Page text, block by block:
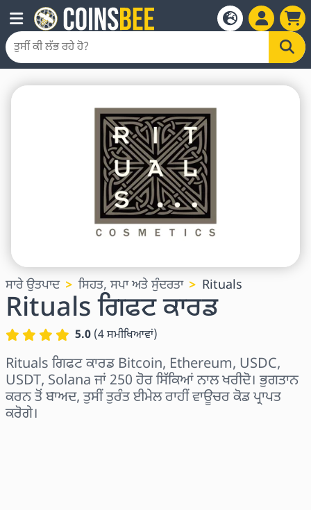
ਸਾਰੇ ਉਤਪਾਦ ਸਿਹਤ, ਸਪਾ ਅਤੇ ਸੁੰਦਰਤਾ Rituals
Rituals ਗਿਫਟ ਕਾਰਡ
5.0 (4ਸਮੀਖਿਆਵਾਂ)
Rituals ਗਿਫਟ ਕਾਰਡ Bitcoin, Ethereum, USDC,
USDT, Solana ਜਾਂ 250 ਹੋਰ ਸਿੱਕਿਆਂ ਨਾਲ ਖਰੀਦੋ। ਭੁਗਤਾਨ
ਕਰਨ ਤੋਂ ਬਾਅਦ, ਤੁਸੀਂ ਤੁਰੰਤ ਈਮੇਲ ਰਾਹੀਂ ਵਾਊਚਰ ਕੋਡ ਪ੍ਰਾਪਤ
ਕਰੋਗੇ।